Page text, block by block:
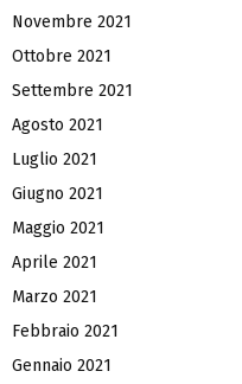
Novembre 2021
Ottobre 2021
Settembre 2021
Agosto 2021
Luglio 2021
Giugno 2021
Maggio 2021
Aprile 2021
Marzo 2021
Febbraio 2021
Gennaio 2021